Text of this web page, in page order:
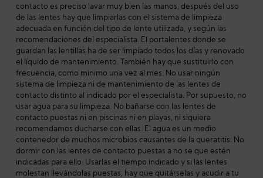
contacto es preciso lavar muy bien las manos, después del uso
de las lentes hay que limpiarlas con el sistema de limpieza
adecuada en función del tipo de lente utilizada, y según las
recomendaciones del especialista. El portalentes donde se
guardan las lentillas ha de ser limpiado todos los días y renovado
el líquido de mantenimiento. También hay que sustituirlo con
frecuencia, como mínimo una vez al mes. No usar ningún
sistema de limpieza ni de mantenimiento de las lentes de
contacto distinto al indicado por el especialista. Por supuesto, no
usar agua para su limpieza. No bañarse con las lentes de
contacto puestas ni en piscinas ni en playas, ni siquiera
recomendamos ducharse con ellas. El agua es un medio
contenedor de muchos microbios causantes de la queratitis. No
dormir con las lentes de contacto puestas a no se que estén
indicadas para ello. Usarlas el tiempo indicado y si las lentes
molestan llevándolas puestas, hay que quitárselas y acudir a tu